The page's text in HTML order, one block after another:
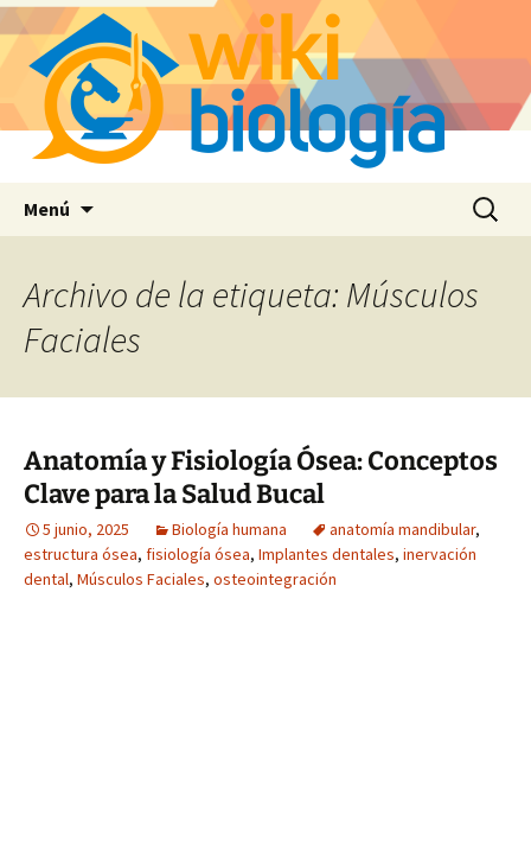
Menú Buscar:
Archivo de la etiqueta: Músculos
Faciales
Anatomía y Fisiología Ósea: Conceptos
Clave para la Salud Bucal
5 junio, 2025 Biología humana anatomía mandibular,
estructura ósea, fisiología ósea, Implantes dentales, inervación
dental, Músculos Faciales, osteointegración